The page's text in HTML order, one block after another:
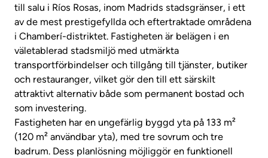
till salu i Ríos Rosas, inom Madrids stadsgränser, i ett
av de mest prestigefyllda och eftertraktade områdena
i Chamberí-distriktet. Fastigheten är belägen i en
väletablerad stadsmiljö med utmärkta
transportförbindelser och tillgång till tjänster, butiker
och restauranger, vilket gör den till ett särskilt
attraktivt alternativ både som permanent bostad och
som investering.
Fastigheten har en ungefärlig byggd yta på 133 m²
(120 m² användbar yta), med tre sovrum och tre
badrum. Dess planlösning möjliggör en funktionell